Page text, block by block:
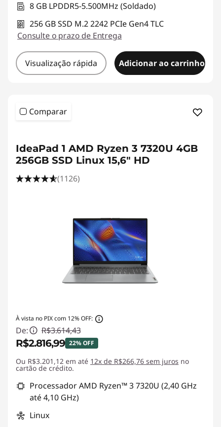
8 GB LPDDR5-5.500MHz (Soldado)
256 GB SSD M.2 2242 PCIe Gen4 TLC
Consulte o prazo de Entrega
Visualização rápida Adicionar ao carrinho
Comparar
IdeaPad 1 AMD Ryzen 3 7320U 4GB
256GB SSD Linux 15,6" HD
(1126)
À vista no PIX com 12% OFF:
De: R$3.614,43
R$2.816,99 22% OFF
Economias instantâneas :-R$797,44
Ou R$3.201,12 em até 12x de R$266,76 sem juros no
cartão de crédito.
Processador AMD Ryzen™ 3 7320U (2,40 GHz
até 4,10 GHz)
Linux